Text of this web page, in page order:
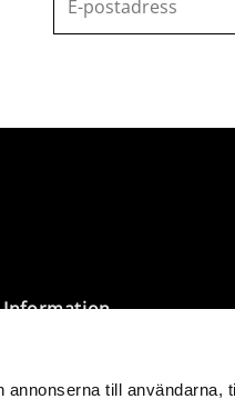
till användarna,
Information
Integritetspolicy